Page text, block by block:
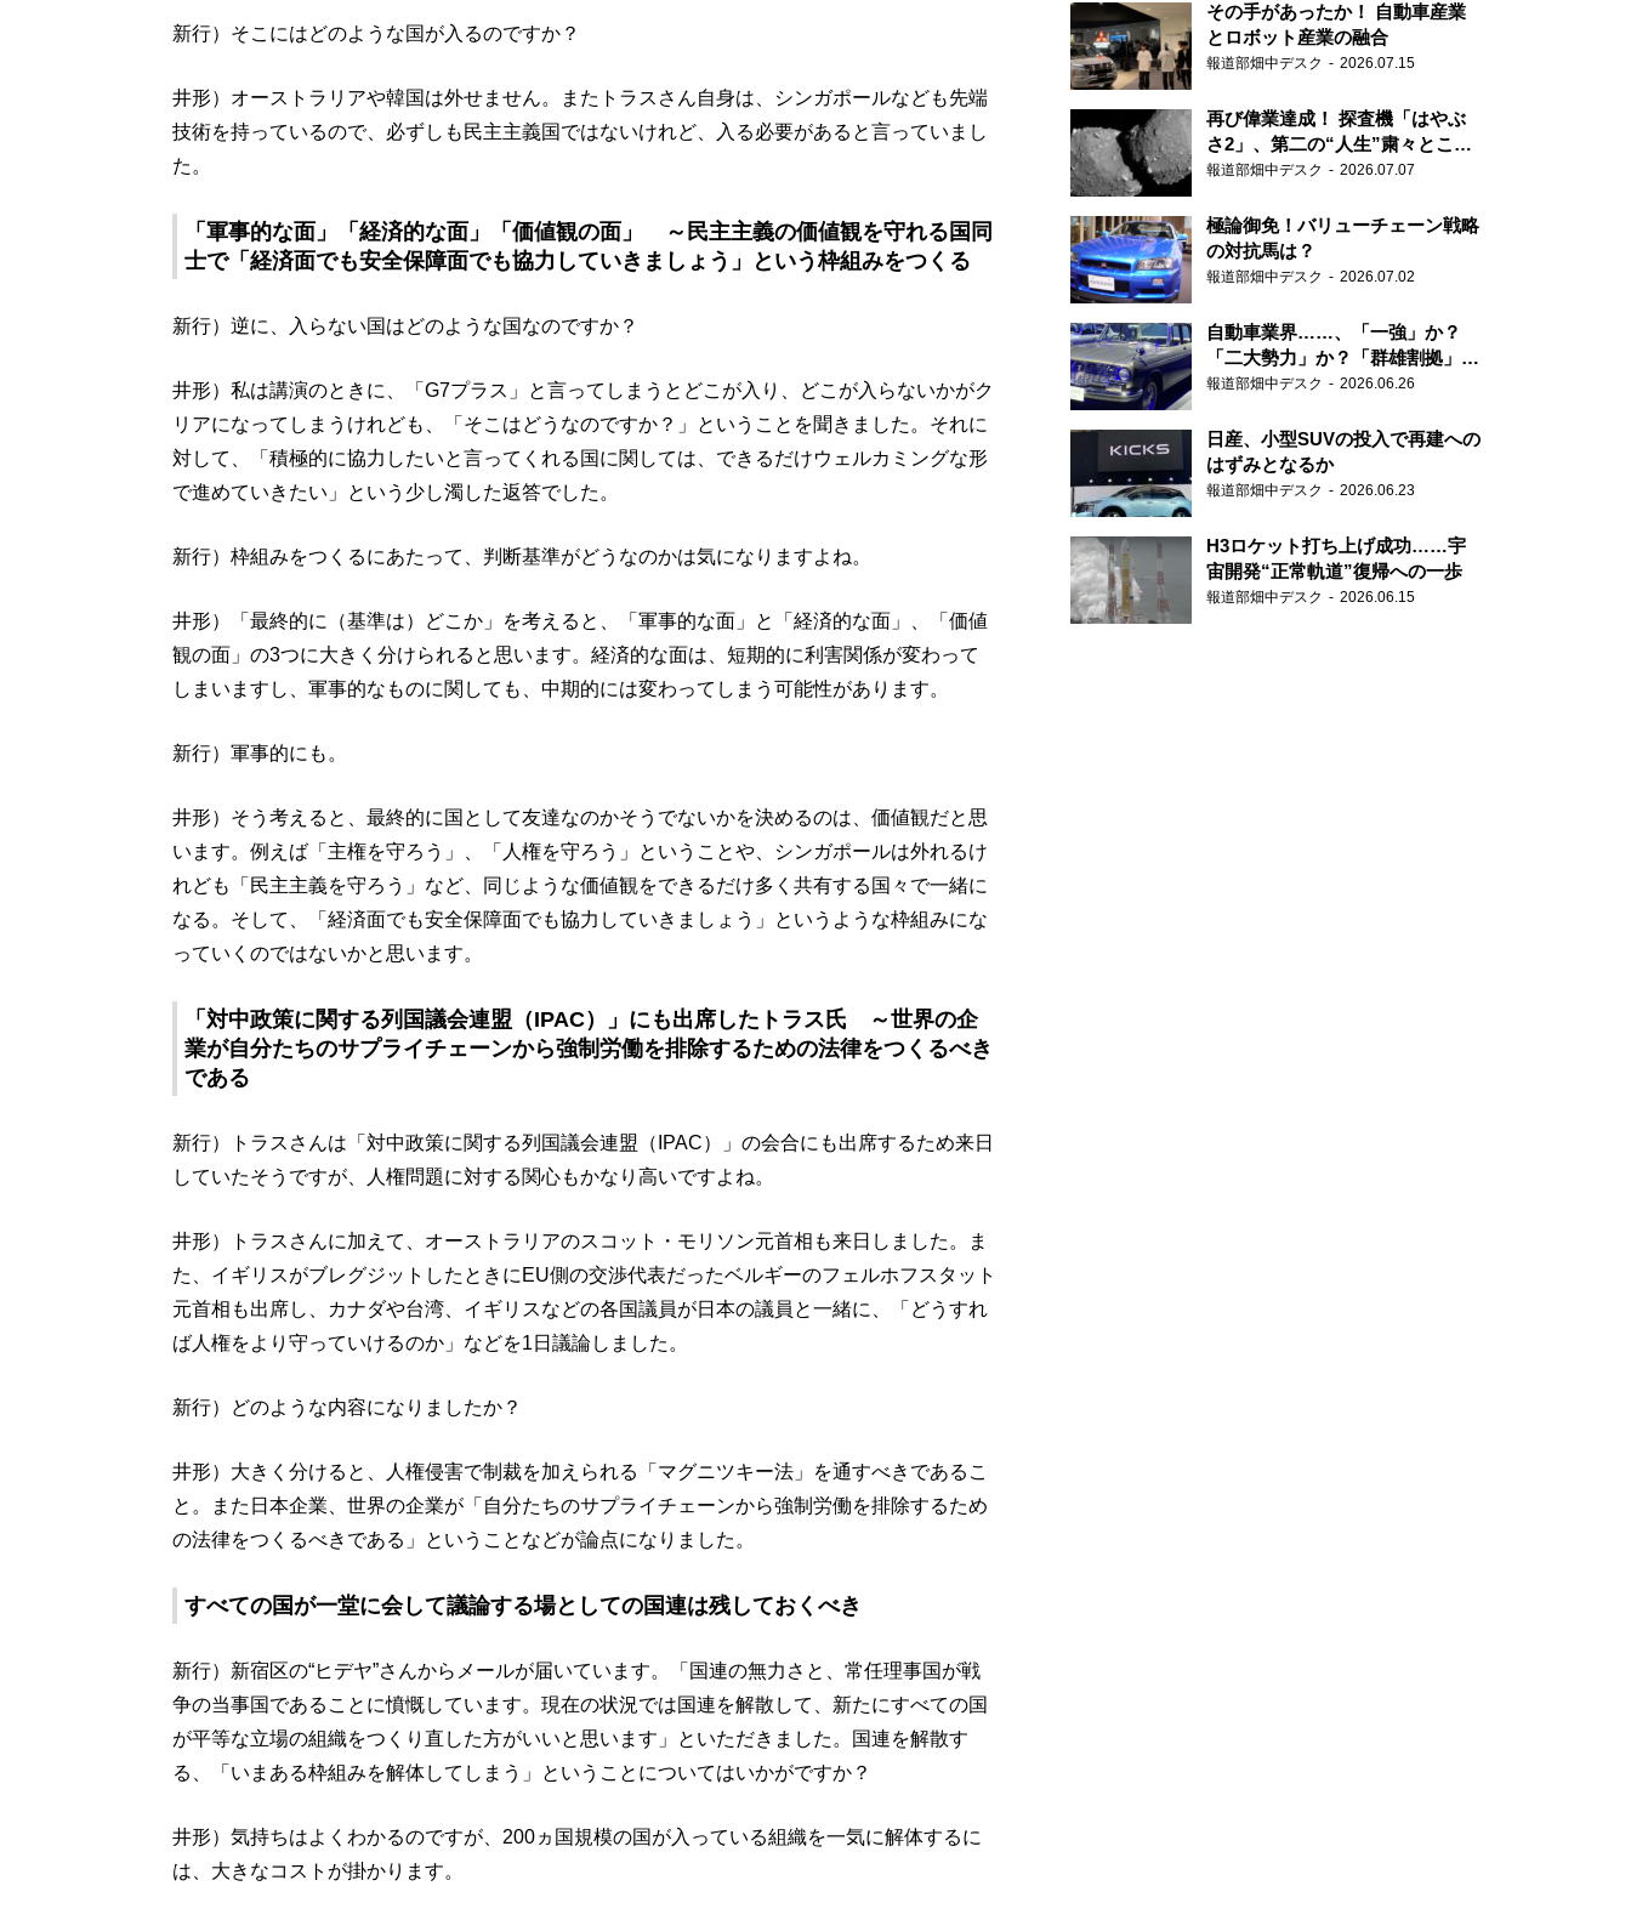
新行）そこにはどのような国が入るのですか？
井形）オーストラリアや韓国は外せません。またトラスさん自身は、シンガポールなども先端
技術を持っているので、必ずしも民主主義国ではないけれど、入る必要があると言っていまし
た。
「軍事的な面」「経済的な面」「価値観の面」 ～民主主義の価値観を守れる国同
士で「経済面でも安全保障面でも協力していきましょう」という枠組みをつくる
新行）逆に、入らない国はどのような国なのですか？
井形）私は講演のときに、「G7プラス」と言ってしまうとどこが入り、どこが入らないかがク
リアになってしまうけれども、「そこはどうなのですか？」ということを聞きました。それに
対して、「積極的に協力したいと言ってくれる国に関しては、できるだけウェルカミングな形
で進めていきたい」という少し濁した返答でした。
新行）枠組みをつくるにあたって、判断基準がどうなのかは気になりますよね。
井形）「最終的に（基準は）どこか」を考えると、「軍事的な面」と「経済的な面」、「価値
観の面」の3つに大きく分けられると思います。経済的な面は、短期的に利害関係が変わって
しまいますし、軍事的なものに関しても、中期的には変わってしまう可能性があります。
新行）軍事的にも。
井形）そう考えると、最終的に国として友達なのかそうでないかを決めるのは、価値観だと思
います。例えば「主権を守ろう」、「人権を守ろう」ということや、シンガポールは外れるけ
れども「民主主義を守ろう」など、同じような価値観をできるだけ多く共有する国々で一緒に
なる。そして、「経済面でも安全保障面でも協力していきましょう」というような枠組みにな
っていくのではないかと思います。
「対中政策に関する列国議会連盟（IPAC）」にも出席したトラス氏 ～世界の企
業が自分たちのサプライチェーンから強制労働を排除するための法律をつくるべき
である
新行）トラスさんは「対中政策に関する列国議会連盟（IPAC）」の会合にも出席するため来日
していたそうですが、人権問題に対する関心もかなり高いですよね。
井形）トラスさんに加えて、オーストラリアのスコット・モリソン元首相も来日しました。ま
た、イギリスがブレグジットしたときにEU側の交渉代表だったベルギーのフェルホフスタット
元首相も出席し、カナダや台湾、イギリスなどの各国議員が日本の議員と一緒に、「どうすれ
ば人権をより守っていけるのか」などを1日議論しました。
新行）どのような内容になりましたか？
井形）大きく分けると、人権侵害で制裁を加えられる「マグニツキー法」を通すべきであるこ
と。また日本企業、世界の企業が「自分たちのサプライチェーンから強制労働を排除するため
の法律をつくるべきである」ということなどが論点になりました。
すべての国が一堂に会して議論する場としての国連は残しておくべき
新行）新宿区の“ヒデヤ”さんからメールが届いています。「国連の無力さと、常任理事国が戦
争の当事国であることに憤慨しています。現在の状況では国連を解散して、新たにすべての国
が平等な立場の組織をつくり直した方がいいと思います」といただきました。国連を解散す
る、「いまある枠組みを解体してしまう」ということについてはいかがですか？
井形）気持ちはよくわかるのですが、200ヵ国規模の国が入っている組織を一気に解体するに
は、大きなコストが掛かります。
その手があったか！ 自動車産業
とロボット産業の融合
報道部畑中デスク 2026.07.15
再び偉業達成！ 探査機「はやぶ
さ2」、第二の“人生”粛々とこな
す
報道部畑中デスク 2026.07.07
極論御免！バリューチェーン戦略
の対抗馬は？
報道部畑中デスク 2026.07.02
自動車業界……、「一強」か？
「二大勢力」か？「群雄割拠」
か？
報道部畑中デスク 2026.06.26
日産、小型SUVの投入で再建への
はずみとなるか
報道部畑中デスク 2026.06.23
H3ロケット打ち上げ成功……宇
宙開発“正常軌道”復帰への一歩
報道部畑中デスク 2026.06.15